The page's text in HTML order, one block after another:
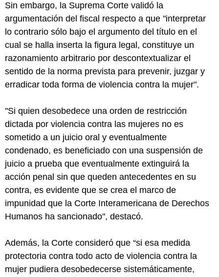
Sin embargo, la Suprema Corte validó la
argumentación del fiscal respecto a que "interpretar
lo contrario sólo bajo el argumento del título en el
cual se halla inserta la figura legal, constituye un
razonamiento arbitrario por descontextualizar el
sentido de la norma prevista para prevenir, juzgar y
erradicar toda forma de violencia contra la mujer".
"Si quien desobedece una orden de restricción
dictada por violencia contra las mujeres no es
sometido a un juicio oral y eventualmente
condenado, es beneficiado con una suspensión de
juicio a prueba que eventualmente extinguirá la
acción penal sin que queden antecedentes en su
contra, es evidente que se crea el marco de
impunidad que la Corte Interamericana de Derechos
Humanos ha sancionado", destacó.
Además, la Corte consideró que “si esa medida
protectoria contra todo acto de violencia contra la
mujer pudiera desobedecerse sistemáticamente,